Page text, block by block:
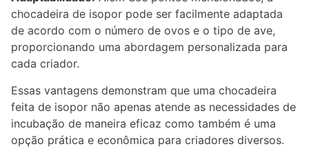
chocadeira de isopor pode ser facilmente adaptada
de acordo com o número de ovos e o tipo de ave,
proporcionando uma abordagem personalizada para
cada criador.
Essas vantagens demonstram que uma chocadeira
feita de isopor não apenas atende as necessidades de
incubação de maneira eficaz como também é uma
opção prática e econômica para criadores diversos.